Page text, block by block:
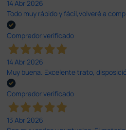
14 Abr 2026
Todo muy rápido y fácil,volveré a
Comprador verificado
14 Abr 2026
Muy buena. Excelente trato,
Comprador verificado
13 Abr 2026